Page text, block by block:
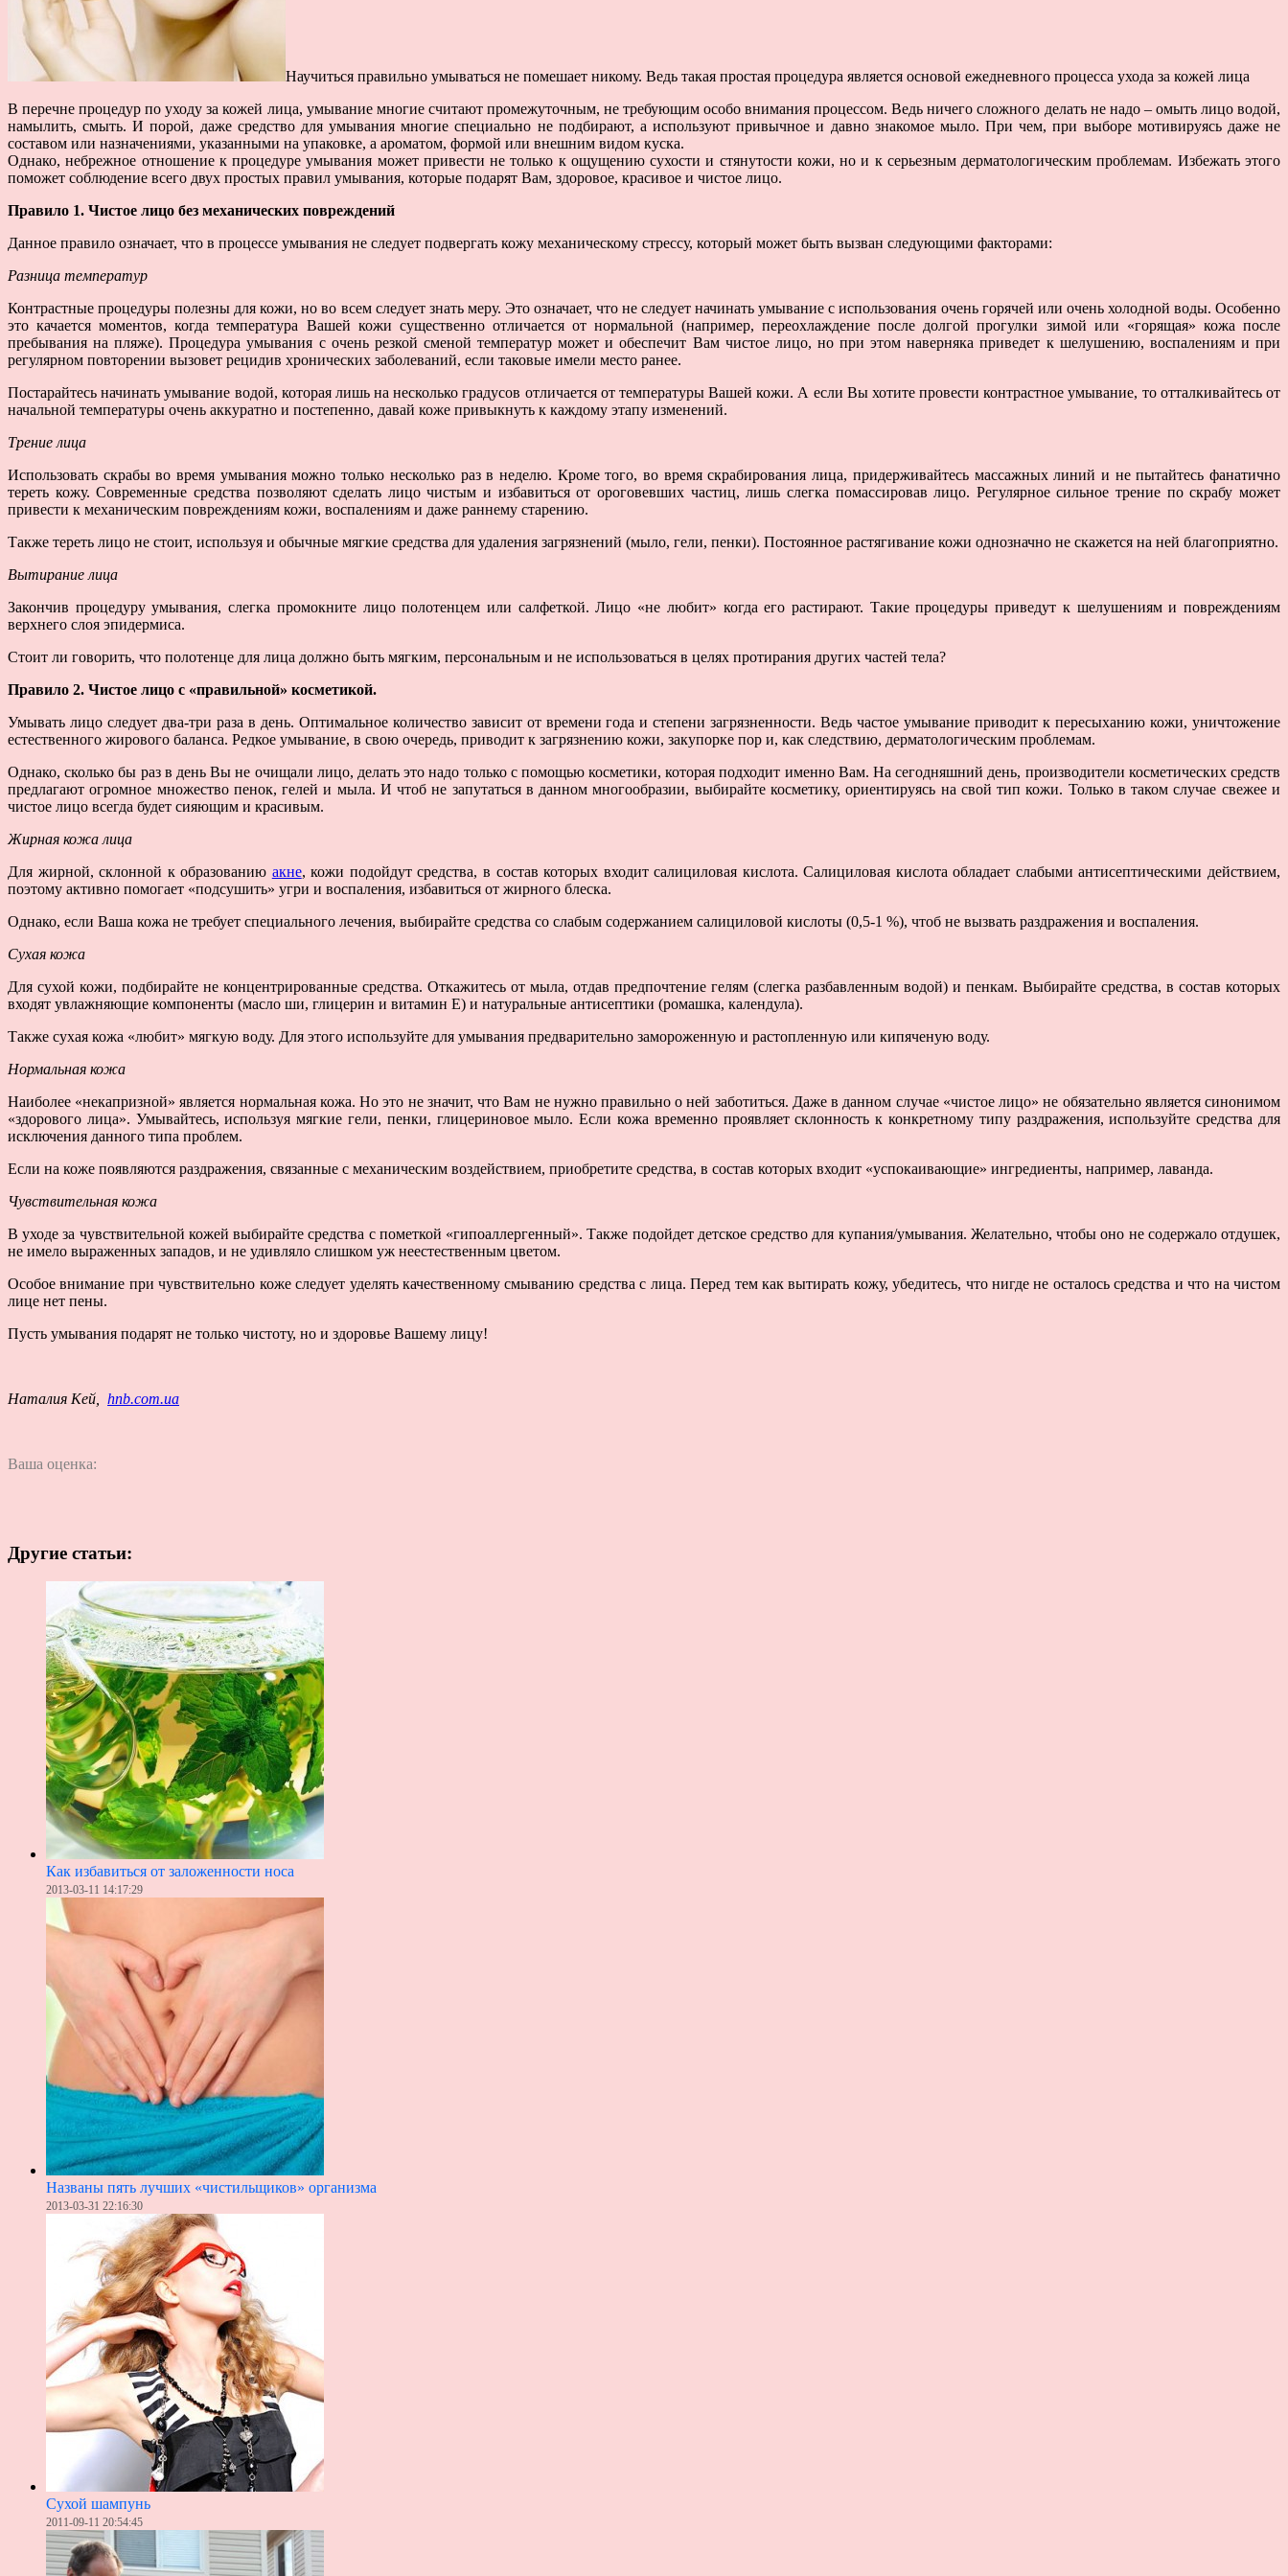
Научиться правильно умываться не помешает никому. Ведь такая простая процедура является основой ежедневного процесса ухода за кожей лица
В перечне процедур по уходу за кожей лица, умывание многие считают промежуточным, не требующим особо внимания процессом. Ведь ничего сложного делать не надо – омыть лицо водой,
намылить, смыть. И порой, даже средство для умывания многие специально не подбирают, а используют привычное и давно знакомое мыло. При чем, при выборе мотивируясь даже не
составом или назначениями, указанными на упаковке, а ароматом, формой или внешним видом куска.
Однако, небрежное отношение к процедуре умывания может привести не только к ощущению сухости и стянутости кожи, но и к серьезным дерматологическим проблемам. Избежать этого
поможет соблюдение всего двух простых правил умывания, которые подарят Вам, здоровое, красивое и чистое лицо.
Правило 1. Чистое лицо без механических повреждений
Данное правило означает, что в процессе умывания не следует подвергать кожу механическому стрессу, который может быть вызван следующими факторами:
Разница температур
Контрастные процедуры полезны для кожи, но во всем следует знать меру. Это означает, что не следует начинать умывание с использования очень горячей или очень холодной воды. Особенно
это качается моментов, когда температура Вашей кожи существенно отличается от нормальной (например, переохлаждение после долгой прогулки зимой или «горящая» кожа после
пребывания на пляже). Процедура умывания с очень резкой сменой температур может и обеспечит Вам чистое лицо, но при этом наверняка приведет к шелушению, воспалениям и при
регулярном повторении вызовет рецидив хронических заболеваний, если таковые имели место ранее.
Постарайтесь начинать умывание водой, которая лишь на несколько градусов отличается от температуры Вашей кожи. А если Вы хотите провести контрастное умывание, то отталкивайтесь от
начальной температуры очень аккуратно и постепенно, давай коже привыкнуть к каждому этапу изменений.
Трение лица
Использовать скрабы во время умывания можно только несколько раз в неделю. Кроме того, во время скрабирования лица, придерживайтесь массажных линий и не пытайтесь фанатично
тереть кожу. Современные средства позволяют сделать лицо чистым и избавиться от ороговевших частиц, лишь слегка помассировав лицо. Регулярное сильное трение по скрабу может
привести к механическим повреждениям кожи, воспалениям и даже раннему старению.
Также тереть лицо не стоит, используя и обычные мягкие средства для удаления загрязнений (мыло, гели, пенки). Постоянное растягивание кожи однозначно не скажется на ней благоприятно.
Вытирание лица
Закончив процедуру умывания, слегка промокните лицо полотенцем или салфеткой. Лицо «не любит» когда его растирают. Такие процедуры приведут к шелушениям и повреждениям
верхнего слоя эпидермиса.
Стоит ли говорить, что полотенце для лица должно быть мягким, персональным и не использоваться в целях протирания других частей тела?
Правило 2. Чистое лицо с «правильной» косметикой.
Умывать лицо следует два-три раза в день. Оптимальное количество зависит от времени года и степени загрязненности. Ведь частое умывание приводит к пересыханию кожи, уничтожение
естественного жирового баланса. Редкое умывание, в свою очередь, приводит к загрязнению кожи, закупорке пор и, как следствию, дерматологическим проблемам.
Однако, сколько бы раз в день Вы не очищали лицо, делать это надо только с помощью косметики, которая подходит именно Вам. На сегодняшний день, производители косметических средств
предлагают огромное множество пенок, гелей и мыла. И чтоб не запутаться в данном многообразии, выбирайте косметику, ориентируясь на свой тип кожи. Только в таком случае свежее и
чистое лицо всегда будет сияющим и красивым.
Жирная кожа лица
Для жирной, склонной к образованию акне, кожи подойдут средства, в состав которых входит салициловая кислота. Салициловая кислота обладает слабыми антисептическими действием,
поэтому активно помогает «подсушить» угри и воспаления, избавиться от жирного блеска.
Однако, если Ваша кожа не требует специального лечения, выбирайте средства со слабым содержанием салициловой кислоты (0,5-1 %), чтоб не вызвать раздражения и воспаления.
Сухая кожа
Для сухой кожи, подбирайте не концентрированные средства. Откажитесь от мыла, отдав предпочтение гелям (слегка разбавленным водой) и пенкам. Выбирайте средства, в состав которых
входят увлажняющие компоненты (масло ши, глицерин и витамин Е) и натуральные антисептики (ромашка, календула).
Также сухая кожа «любит» мягкую воду. Для этого используйте для умывания предварительно замороженную и растопленную или кипяченую воду.
Нормальная кожа
Наиболее «некапризной» является нормальная кожа. Но это не значит, что Вам не нужно правильно о ней заботиться. Даже в данном случае «чистое лицо» не обязательно является синонимом
«здорового лица». Умывайтесь, используя мягкие гели, пенки, глицериновое мыло. Если кожа временно проявляет склонность к конкретному типу раздражения, используйте средства для
исключения данного типа проблем.
Если на коже появляются раздражения, связанные с механическим воздействием, приобретите средства, в состав которых входит «успокаивающие» ингредиенты, например, лаванда.
Чувствительная кожа
В уходе за чувствительной кожей выбирайте средства с пометкой «гипоаллергенный». Также подойдет детское средство для купания/умывания. Желательно, чтобы оно не содержало отдушек,
не имело выраженных западов, и не удивляло слишком уж неестественным цветом.
Особое внимание при чувствительно коже следует уделять качественному смыванию средства с лица. Перед тем как вытирать кожу, убедитесь, что нигде не осталось средства и что на чистом
лице нет пены.
Пусть умывания подарят не только чистоту, но и здоровье Вашему лицу!
Наталия Кей, hnb.com.ua
Ваша оценка:
Другие статьи:
Как избавиться от заложенности носа
2013-03-11 14:17:29
Названы пять лучших «чистильщиков» организма
2013-03-31 22:16:30
Сухой шампунь
2011-09-11 20:54:45